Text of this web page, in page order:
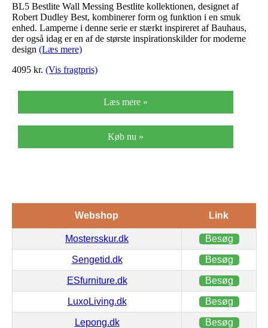
BL5 Bestlite Wall Messing Bestlite kollektionen, designet af
Robert Dudley Best, kombinerer form og funktion i en smuk
enhed. Lamperne i denne serie er stærkt inspireret af Bauhaus,
der også idag er en af de største inspirationskilder for moderne
design (Læs mere)
4095 kr. (Vis fragtpris)
Læs mere »
Køb nu »
Webshop Link
Mostersskur.dk Besøg
Sengetid.dk Besøg
ESfurniture.dk Besøg
LuxoLiving.dk Besøg
Lepong.dk Besøg